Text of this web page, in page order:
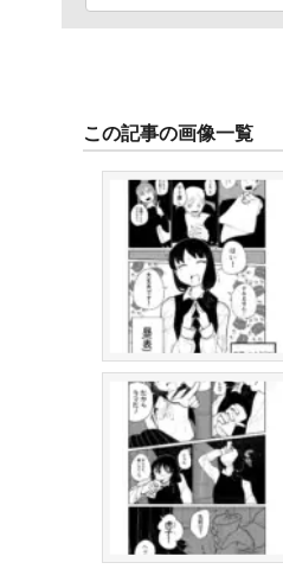
この記事の画像一覧